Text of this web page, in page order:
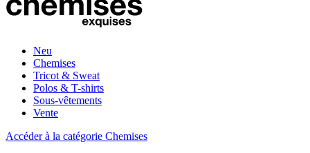
Neu
Chemises
Tricot & Sweat
Polos & T-shirts
Sous-vêtements
Vente
Accéder à la catégorie Chemises